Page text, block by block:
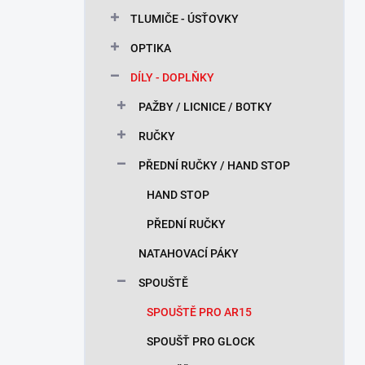
TLUMIČE - ÚSŤOVKY
OPTIKA
DÍLY - DOPLŇKY
PAŽBY / LICNICE / BOTKY
RUČKY
PŘEDNÍ RUČKY / HAND STOP
HAND STOP
PŘEDNÍ RUČKY
NATAHOVACÍ PÁKY
SPOUŠTĚ
SPOUŠTĚ PRO AR15
SPOUŠŤ PRO GLOCK